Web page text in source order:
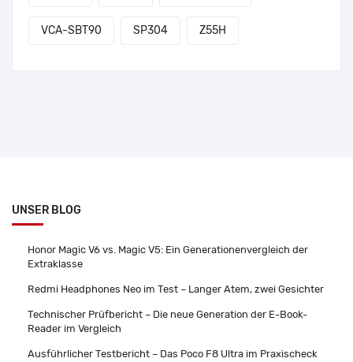
VCA-SBT90 SP304 Z55H
UNSER BLOG
Honor Magic V6 vs. Magic V5: Ein Generationenvergleich der
Extraklasse
Redmi Headphones Neo im Test – Langer Atem, zwei Gesichter
Technischer Prüfbericht – Die neue Generation der E-Book-
Reader im Vergleich
Ausführlicher Testbericht – Das Poco F8 Ultra im Praxischeck